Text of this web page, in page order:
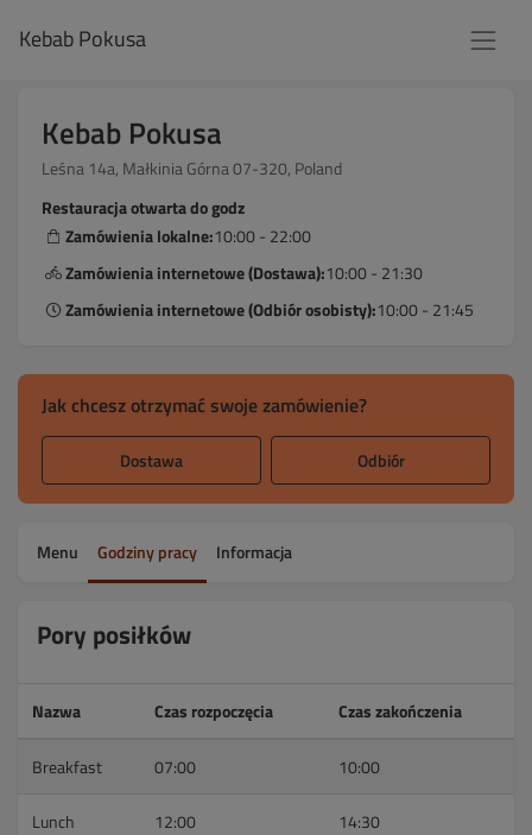
Kebab Pokusa
Kebab Pokusa
Leśna 14a, Małkinia Górna 07-320, Poland
Restauracja otwarta do godz
Zamówienia lokalne:10:00 - 22:00
Zamówienia internetowe (Dostawa):10:00 - 21:30
Zamówienia internetowe (Odbiór osobisty):10:00 - 21:45
Jak chcesz otrzymać swoje zamówienie?
Dostawa Odbiór
Menu Godziny pracy Informacja
Pory posiłków
Nazwa Czas rozpoczęcia Czas zakończenia
Breakfast 07:00 10:00
Lunch 12:00 14:30